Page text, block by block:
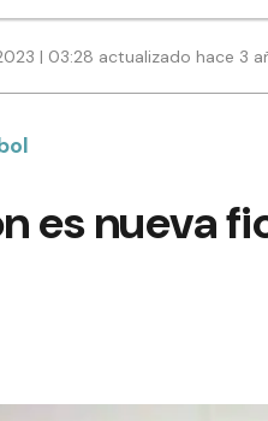
| 03:28 actualizado hace 3
es nueva